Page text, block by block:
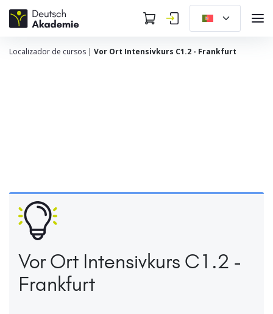
Localizador de cursos | Vor Ort Intensivkurs C1.2 - Frankfurt
Vor Ort Intensivkurs C1.2 -
Frankfurt